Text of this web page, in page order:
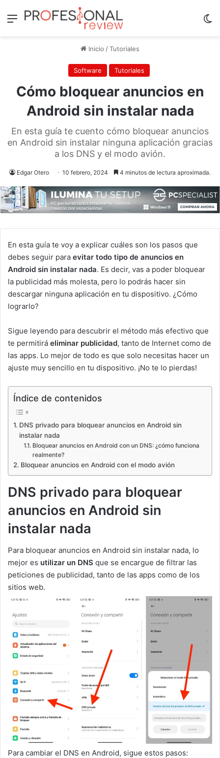
Menú
Inicio /Tutoriales
Software Tutoriales
Cómo bloquear anuncios en
Android sin instalar nada
En esta guía te cuento cómo bloquear anuncios
en Android sin instalar ninguna aplicación gracias
a los DNS y el modo avión.
Edgar Otero 10 febrero, 2024 4 minutos de lectura aproximada.
En esta guía te voy a explicar cuáles son los pasos que
debes seguir para evitar todo tipo de anuncios en
Android sin instalar nada. Es decir, vas a poder bloquear
la publicidad más molesta, pero lo podrás hacer sin
descargar ninguna aplicación en tu dispositivo. ¿Cómo
lograrlo?
Sigue leyendo para descubrir el método más efectivo que
te permitirá eliminar publicidad, tanto de Internet como de
las apps. Lo mejor de todo es que solo necesitas hacer un
ajuste muy sencillo en tu dispositivo. ¡No te lo pierdas!
Índice de contenidos
DNS privado para bloquear anuncios en Android sin
instalar nada
Bloquear anuncios en Android con un DNS: ¿cómo funciona
realmente?
Bloquear anuncios en Android con el modo avión
DNS privado para bloquear
anuncios en Android sin
instalar nada
Para bloquear anuncios en Android sin instalar nada, lo
mejor es utilizar un DNS que se encargue de filtrar las
peticiones de publicidad, tanto de las apps como de los
sitios web.
Para cambiar el DNS en Android, sigue estos pasos: